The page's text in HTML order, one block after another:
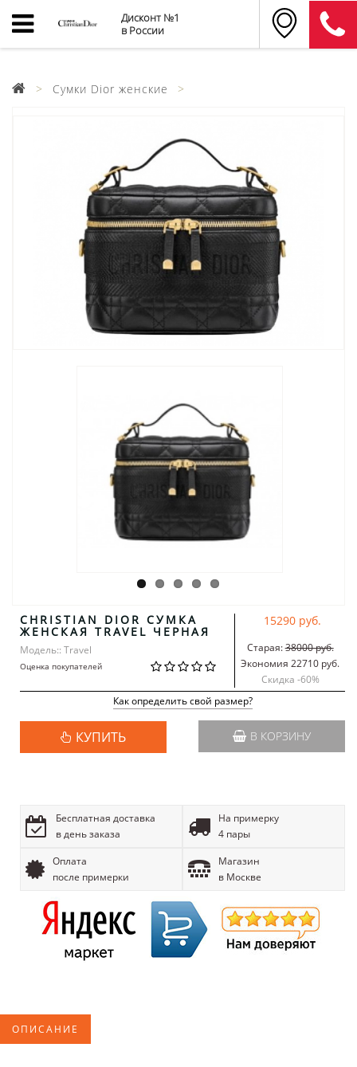
Дисконт №1
в России
Сумки Dior женские
CHRISTIAN DIOR СУМКА
ЖЕНСКАЯ TRAVEL ЧЕРНАЯ
Модель:: Travel
Оценка покупателей
15290 руб.
Старая:38000 руб.
Экономия 22710 руб.
Скидка -60%
Как определить свой размер?
КУПИТЬ В КОРЗИНУ
Бесплатная доставка
в день заказа
На примерку
4 пары
Оплата
после примерки
Магазин
в Москве
ОПИСАНИЕ